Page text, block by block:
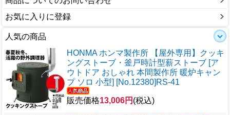
お気に入りに登録
人気の商品
HONMA ホンマ製作所 【屋外専用】クッキ
ングストーブ・釜戸時計型薪ストーブ [ア
ウトドア おしゃれ 本間製作所 暖炉キャン
プ ソロ 小型] [No.12380]RS-41
販売価格13,006円 (税込)